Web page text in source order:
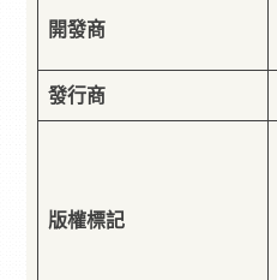
開發商
發行商
版權標記